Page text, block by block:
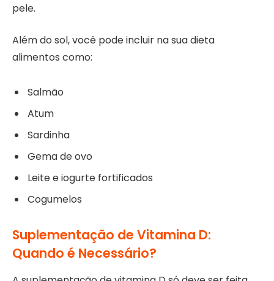
pele.
Além do sol, você pode incluir na sua dieta
alimentos como:
Salmão
Atum
Sardinha
Gema de ovo
Leite e iogurte fortificados
Cogumelos
Suplementação de Vitamina D:
Quando é Necessário?